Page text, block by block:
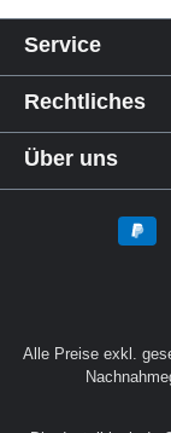
wenn du
Fragen rund
zur Seite.
Rechtliches